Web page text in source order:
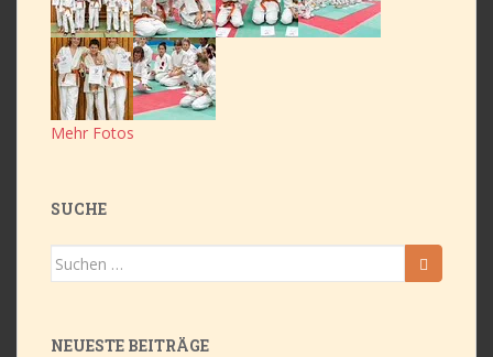
Mehr Fotos
SUCHE
Suchen
nach:
NEUESTE BEITRÄGE